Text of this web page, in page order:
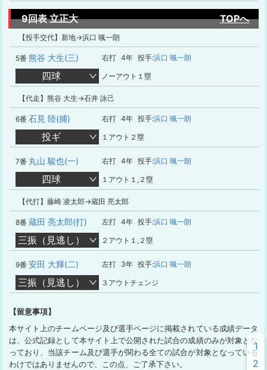
9回表 立正大 TOPへ
【投手交代】新地→浜口 颯一朗
5番 熊谷 大生(三) 右打 4年 投手:浜口 颯一朗
四球 ノーアウト１塁
【代走】熊谷 大生→石井 詠己
6番 石見 陸(捕) 右打 4年 投手:浜口 颯一朗
投ギ １アウト２塁
7番 丸山 駿也(一) 右打 4年 投手:浜口 颯一朗
四球 １アウト１,２塁
【代打】藤崎 凌太郎→蔵田 亮太郎
8番 蔵田 亮太郎(打) 左打 4年 投手:浜口 颯一朗
三振（見逃し） ２アウト１,２塁
9番 安田 大輝(二) 左打 3年 投手:浜口 颯一朗
三振（見逃し） ３アウトチェンジ
【留意事項】
本サイト上のチームページ及び選手ページに掲載されている成績データ
は、公式記録として本サイト上で公開された試合の成績のみが対象とな
っており、当該チーム及び選手が関わる全ての試合が対象となっている
わけではありませんので、この点、ご了承下さい。
1
2